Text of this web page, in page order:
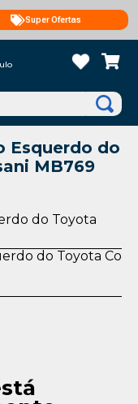
Super Ofertas
Esquerdo do
MB769